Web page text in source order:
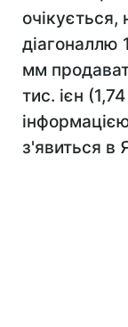
очікується,
діагоналлю
мм
тис. ієн
з'явиться в